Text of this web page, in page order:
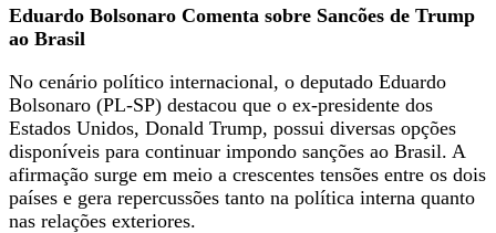
Eduardo Bolsonaro Comenta sobre Sancões de Trump
ao Brasil
No cenário político internacional, o deputado Eduardo
Bolsonaro (PL-SP) destacou que o ex-presidente dos
Estados Unidos, Donald Trump, possui diversas opções
disponíveis para continuar impondo sanções ao Brasil. A
afirmação surge em meio a crescentes tensões entre os dois
países e gera repercussões tanto na política interna quanto
nas relações exteriores.